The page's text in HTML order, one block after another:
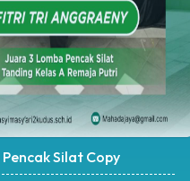
Pencak Silat Copy